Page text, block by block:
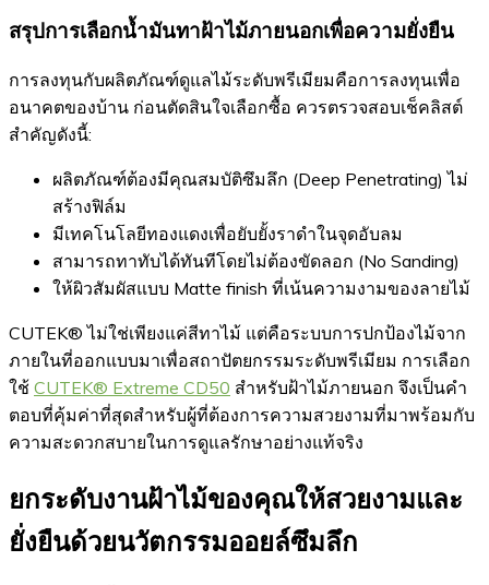
สรุปการเลือกน้ำมันทาฝ้าไม้ภายนอกเพื่อความยั่งยืน
การลงทุนกับผลิตภัณฑ์ดูแลไม้ระดับพรีเมียมคือการลงทุนเพื่อ
อนาคตของบ้าน ก่อนตัดสินใจเลือกซื้อ ควรตรวจสอบเช็คลิสต์
สำคัญดังนี้:
ผลิตภัณฑ์ต้องมีคุณสมบัติซึมลึก (Deep Penetrating) ไม่
สร้างฟิล์ม
มีเทคโนโลยีทองแดงเพื่อยับยั้งราดำในจุดอับลม
สามารถทาทับได้ทันทีโดยไม่ต้องขัดลอก (No Sanding)
ให้ผิวสัมผัสแบบ Matte finish ที่เน้นความงามของลายไม้
CUTEK® ไม่ใช่เพียงแค่สีทาไม้ แต่คือระบบการปกป้องไม้จาก
ภายในที่ออกแบบมาเพื่อสถาปัตยกรรมระดับพรีเมียม การเลือก
ใช้ CUTEK® Extreme CD50 สำหรับฝ้าไม้ภายนอก จึงเป็นคำ
ตอบที่คุ้มค่าที่สุดสำหรับผู้ที่ต้องการความสวยงามที่มาพร้อมกับ
ความสะดวกสบายในการดูแลรักษาอย่างแท้จริง
ยกระดับงานฝ้าไม้ของคุณให้สวยงามและ
ยั่งยืนด้วยนวัตกรรมออยล์ซึมลึก